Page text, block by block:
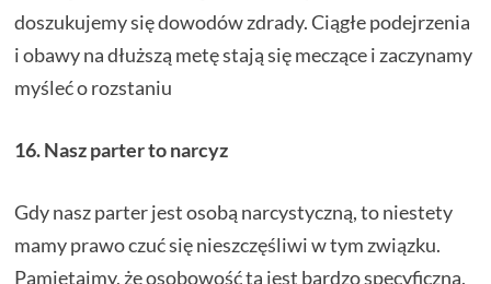
doszukujemy się dowodów zdrady. Ciągłe podejrzenia
i obawy na dłuższą metę stają się meczące i zaczynamy
myśleć o rozstaniu
16. Nasz parter to narcyz
Gdy nasz parter jest osobą narcystyczną, to niestety
mamy prawo czuć się nieszczęśliwi w tym związku.
Pamiętajmy, że osobowość ta jest bardzo specyficzna,